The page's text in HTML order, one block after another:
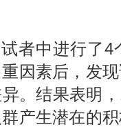
中进行了4
因素后，发
。结果表明
产生潜在的